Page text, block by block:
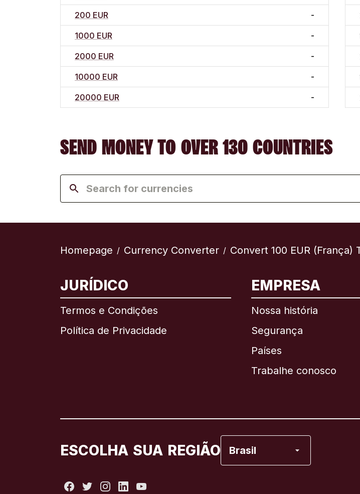
200 EUR -
1000 EUR -
2000 EUR -
10000 EUR -
20000 EUR -
SEND MONEY TO OVER 130 COUNTRIES
Homepage / Currency Converter / Convert 100 EUR (França)
JURÍDICO
Termos e Condições
Política de Privacidade
EMPRESA
Nossa história
Segurança
Países
Trabalhe conosco
ESCOLHA SUA REGIÃO Brasil
Internacional English